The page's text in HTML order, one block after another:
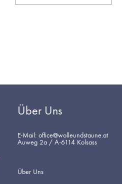
Über Uns
E-Mail: office@wolleundstaune.at
Auweg 2a / A-6114 Kolsass
Über Uns